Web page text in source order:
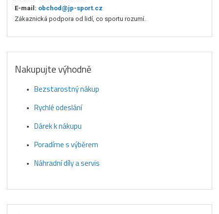
E-mail: obchod@jp-sport.cz
Zákaznická podpora od lidí, co sportu rozumí.
Nakupujte výhodně
Bezstarostný nákup
Rychlé odeslání
Dárek k nákupu
Poradíme s výběrem
Náhradní díly a servis